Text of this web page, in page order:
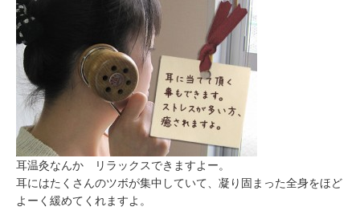
耳温灸なんか リラックスできますよー。
耳にはたくさんのツボが集中していて、凝り固まった全身をほど
よーく緩めてくれますよ。